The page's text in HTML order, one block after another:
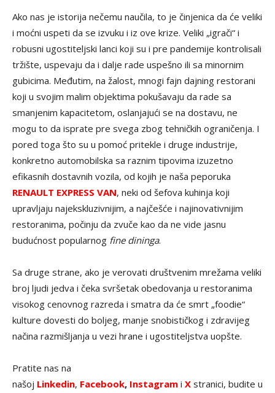
Ako nas je istorija nečemu naučila, to je činjenica da će veliki
i moćni uspeti da se izvuku i iz ove krize. Veliki „igrači“ i
robusni ugostiteljski lanci koji su i pre pandemije kontrolisali
tržište, uspevaju da i dalje rade uspešno ili sa minornim
gubicima. Međutim, na žalost, mnogi fajn dajning restorani
koji u svojim malim objektima pokušavaju da rade sa
smanjenim kapacitetom, oslanjajući se na dostavu, ne
mogu to da isprate pre svega zbog tehničkih ograničenja. I
pored toga što su u pomoć pritekle i druge industrije,
konkretno automobilska sa raznim tipovima izuzetno
efikasnih dostavnih vozila, od kojih je naša peporuka
RENAULT EXPRESS VAN, neki od šefova kuhinja koji
upravljaju najekskluzivnijim, a najčešće i najinovativnijim
restoranima, počinju da zvuče kao da ne vide jasnu
budućnost popularnog fine dininga.
Sa druge strane, ako je verovati društvenim mrežama veliki
broj ljudi jedva i čeka svršetak obedovanja u restoranima
visokog cenovnog razreda i smatra da će smrt „foodie“
kulture dovesti do boljeg, manje snobističkog i zdravijeg
načina razmišljanja u vezi hrane i ugostiteljstva uopšte.
Pratite nas na
našoj Linkedin, Facebook, Instagram i X stranici, budite u